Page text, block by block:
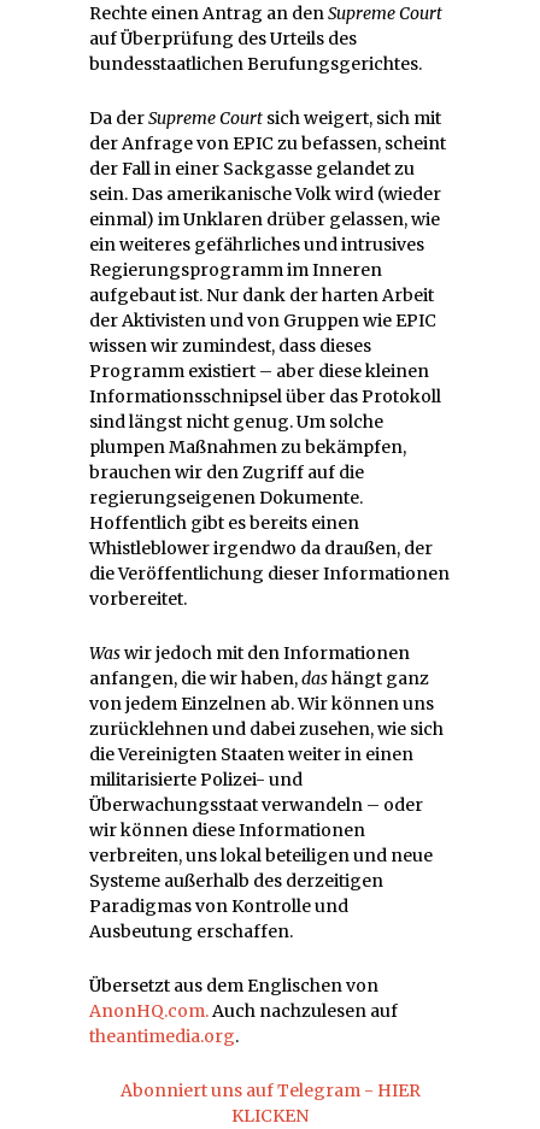
Rechte einen Antrag an denSupreme Court
auf Überprüfung des Urteils des
bundesstaatlichen Berufungsgerichtes.
Da derSupreme Court sich weigert, sich mit
der Anfrage von EPIC zu befassen, scheint
der Fall in einer Sackgasse gelandet zu
sein. Das amerikanische Volk wird (wieder
einmal) im Unklaren drüber gelassen, wie
ein weiteres gefährliches und intrusives
Regierungsprogramm im Inneren
aufgebaut ist. Nur dank der harten Arbeit
der Aktivisten und von Gruppen wie EPIC
wissen wir zumindest, dass dieses
Programm existiert – aber diese kleinen
Informationsschnipsel über das Protokoll
sind längst nicht genug. Um solche
plumpen Maßnahmen zu bekämpfen,
brauchen wir den Zugriff auf die
regierungseigenen Dokumente.
Hoffentlich gibt es bereits einen
Whistleblower irgendwo da draußen, der
die Veröffentlichung dieser Informationen
vorbereitet.
Waswir jedoch mit den Informationen
anfangen, die wir haben,dashängt ganz
von jedem Einzelnen ab. Wir können uns
zurücklehnen und dabei zusehen, wie sich
die Vereinigten Staaten weiter in einen
militarisierte Polizei- und
Überwachungsstaat verwandeln – oder
wir können diese Informationen
verbreiten, uns lokal beteiligen und neue
Systeme außerhalb des derzeitigen
Paradigmas von Kontrolle und
Ausbeutung erschaffen.
Übersetzt aus dem Englischen von
AnonHQ.com.Auch nachzulesen auf
theantimedia.org.
Abonniert uns auf Telegram - HIER
KLICKEN